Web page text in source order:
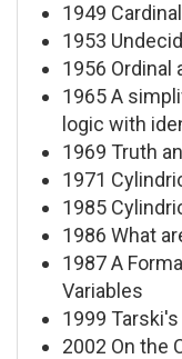
1949
1953
1956 Ordinal
1965 A
logic with
1969 Truth
1971
1985
1986 What
1987 A
Variables
1999
2002 On the